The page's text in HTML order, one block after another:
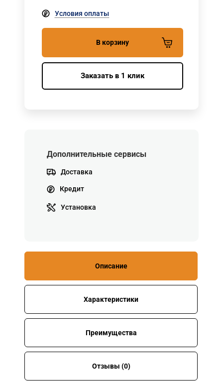
Условия оплаты
В корзину
Заказать в 1 клик
Дополнительные сервисы
Доставка
Кредит
Установка
Описание
Характеристики
Преимущества
Отзывы (0)